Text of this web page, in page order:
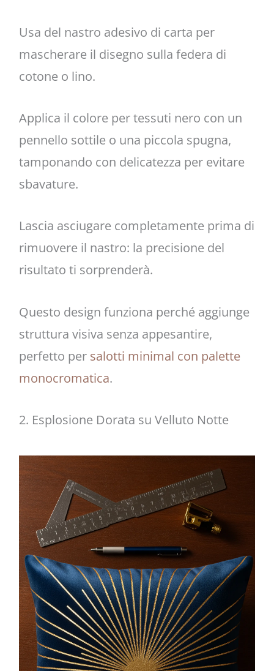
Usa del nastro adesivo di carta per
mascherare il disegno sulla federa di
cotone o lino.
Applica il colore per tessuti nero con un
pennello sottile o una piccola spugna,
tamponando con delicatezza per evitare
sbavature.
Lascia asciugare completamente prima di
rimuovere il nastro: la precisione del
risultato ti sorprenderà.
Questo design funziona perché aggiunge
struttura visiva senza appesantire,
perfetto per salotti minimal con palette
monocromatica.
2. Esplosione Dorata su Velluto Notte